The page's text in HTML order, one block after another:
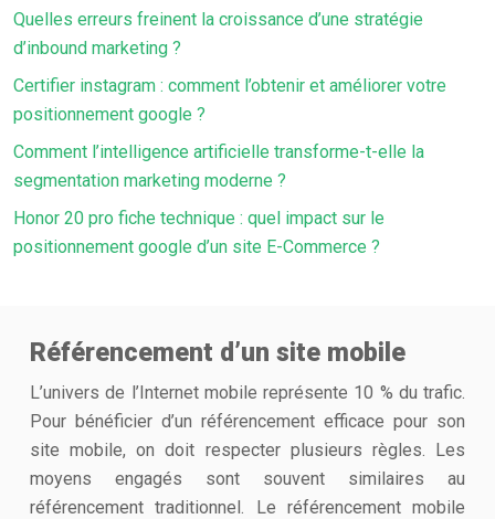
Quelles erreurs freinent la croissance d’une stratégie
d’inbound marketing ?
Certifier instagram : comment l’obtenir et améliorer votre
positionnement google ?
Comment l’intelligence artificielle transforme-t-elle la
segmentation marketing moderne ?
Honor 20 pro fiche technique : quel impact sur le
positionnement google d’un site E-Commerce ?
Référencement d’un site mobile
L’univers de l’Internet mobile représente 10 % du trafic.
Pour bénéficier d’un référencement efficace pour son
site mobile, on doit respecter plusieurs règles. Les
moyens engagés sont souvent similaires au
référencement traditionnel. Le référencement mobile